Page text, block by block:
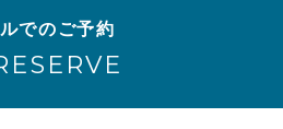
でのご予約